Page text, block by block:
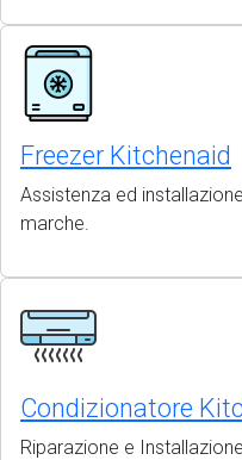
Freezer Kitchenaid
Assistenza ed
marche.
Condizionatore
Riparazione e